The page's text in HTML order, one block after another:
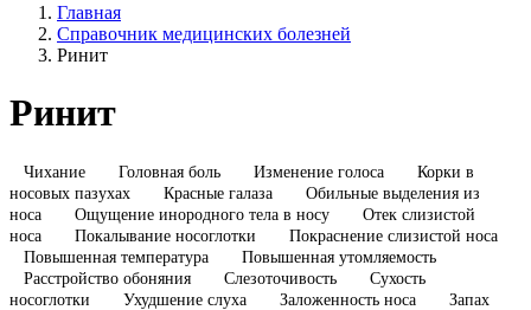
Главная
Справочник медицинских болезней
Ринит
Ринит
Чихание Головная боль Изменение голоса
Корки в
носовых пазухах
Красные галаза
Обильные выделения из
носа
Ощущение инородного тела в носу
Отек слизистой
носа
Покалывание носоглотки
Покраснение слизистой носа
Повышенная температура
Повышенная утомляемость
Расстройство обоняния
Слезоточивость
Сухость
носоглотки
Ухудшение слуха Заложенность носа
Запах